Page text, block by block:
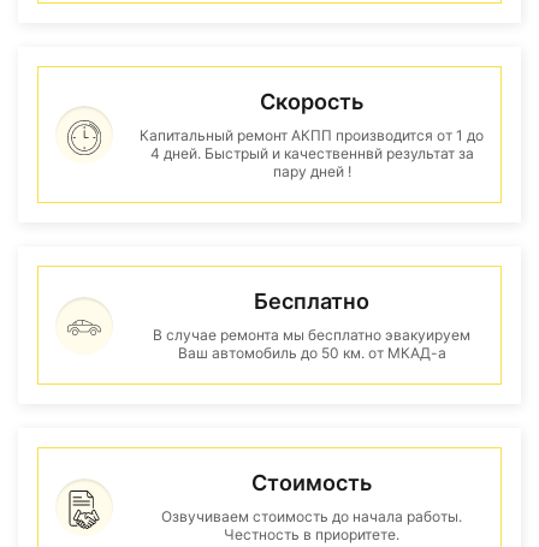
Скорость
Капитальный ремонт АКПП производится от 1 до
4 дней. Быстрый и качественнвй результат за
пару дней !
Бесплатно
В случае ремонта мы бесплатно эвакуируем
Ваш автомобиль до 50 км. от МКАД-а
Стоимость
Озвучиваем стоимость до начала работы.
Честность в приоритете.